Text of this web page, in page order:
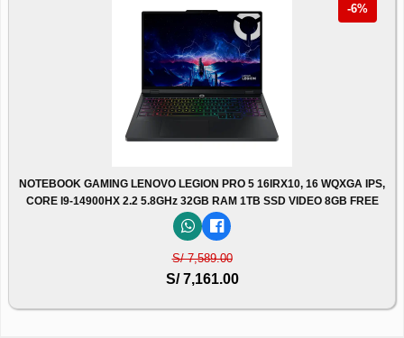
-6%
NOTEBOOK GAMING LENOVO LEGION PRO 5 16IRX10, 16 WQXGA IPS,
CORE I9-14900HX 2.2 5.8GHz 32GB RAM 1TB SSD VIDEO 8GB FREE
S/ 7,589.00
S/ 7,161.00